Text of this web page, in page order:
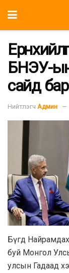
БНЭУ-
сайд
Нийтлэгч Админ
Бүгд
буй Монгол
улсын Гадаад